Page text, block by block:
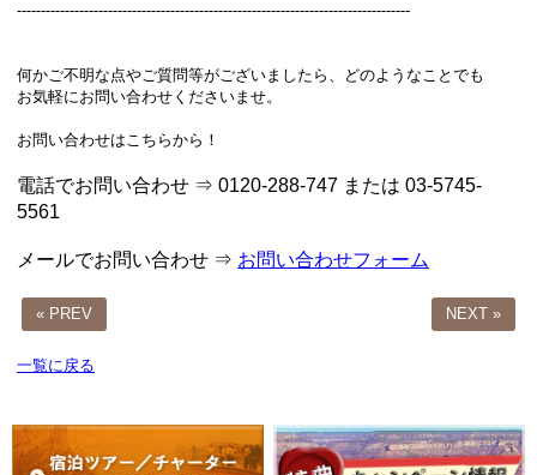
----------------------------------------------------------------------------------
何かご不明な点やご質問等がございましたら、どのようなことでも
お気軽にお問い合わせくださいませ。
お問い合わせはこちらから！
電話でお問い合わせ ⇒ 0120-288-747 または 03-5745-
5561
メールでお問い合わせ ⇒ お問い合わせフォーム
« PREV NEXT »
一覧に戻る